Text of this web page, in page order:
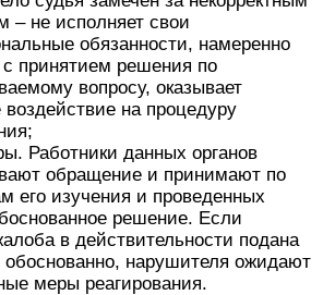
– не исполняет свои
обязанности, намеренно
с принятием решения по
вопросу, оказывает
воздействие на процедуру
Работники данных органов
обращение и принимают по
его изучения и проведенных
решение. Если
в действительности подана
нарушителя ожидают
меры реагирования.